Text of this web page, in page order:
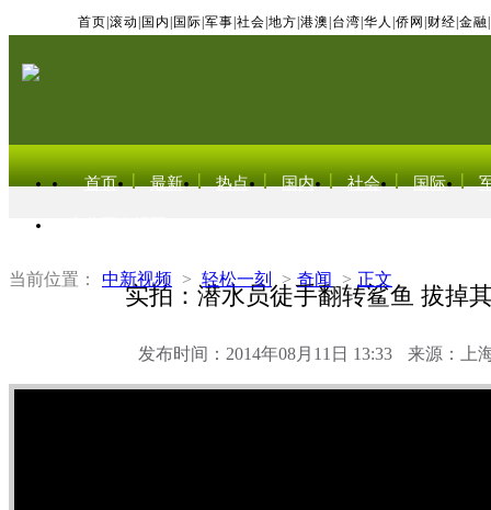
首页 滚动 国内 国际 军事 社会 地方 港澳 台湾 华人 侨网 财经 金融
首页 最新 热点 国内 社会 国际
当前位置： 中新视频 > 轻松一刻 > 奇闻 > 正文
实拍：潜水员徒手翻转鲨鱼 拔掉
发布时间：2014年08月11日 13:33 来源：上